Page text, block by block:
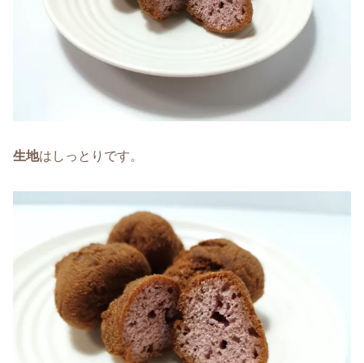
生地はしっとりです。